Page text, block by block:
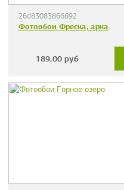
26d83083866692
Фотообои Фреска, арка
189.00 руб